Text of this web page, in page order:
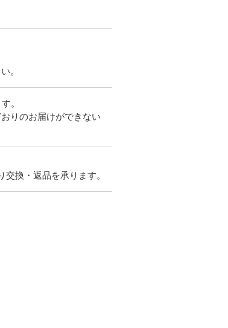
。
。
りのお届けができない
換・返品を承ります。